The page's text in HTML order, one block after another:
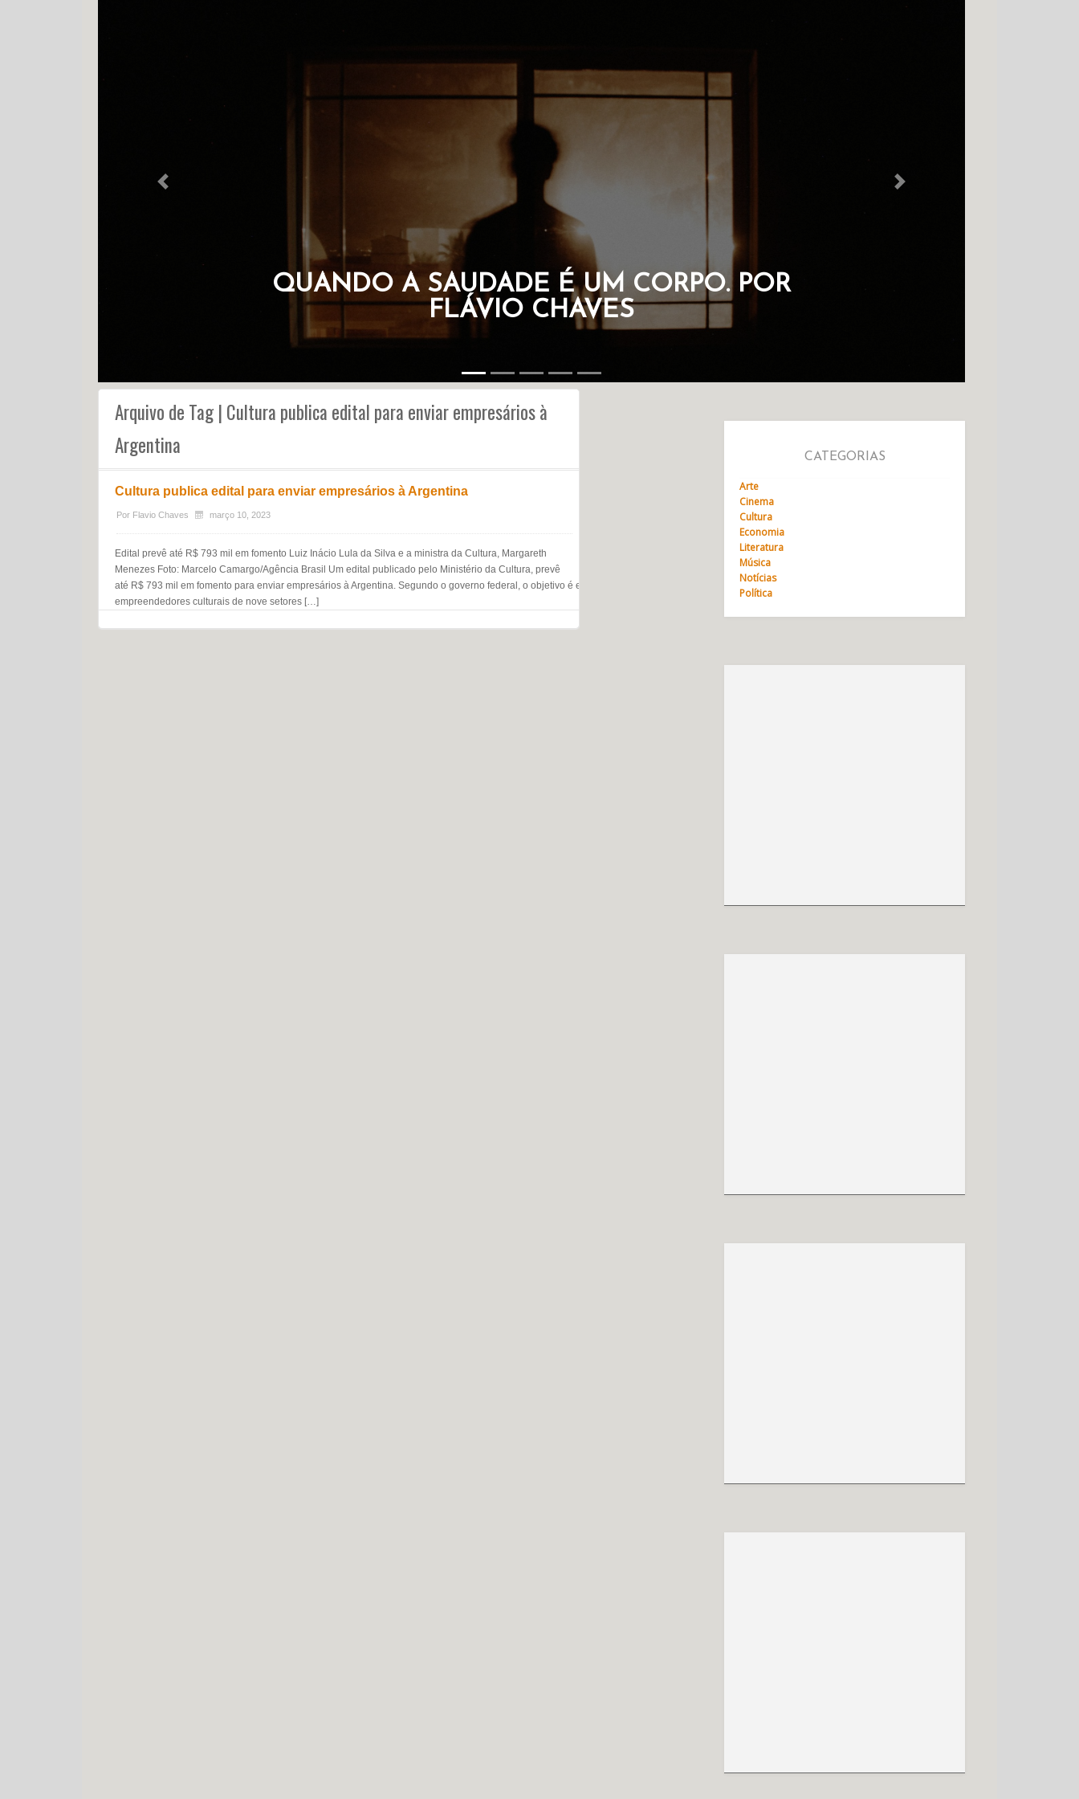
OS QUE CARREGAM A CORAGEM NO COLDRE
DA ALMA. POR FLÁVIO CHAVES
Previous Next
Arquivo de Tag | Cultura publica edital para enviar empresários à
Argentina
Cultura publica edital para enviar empresários à Argentina
Por Flavio Chaves março 10, 2023
Edital prevê até R$ 793 mil em fomento Luiz Inácio Lula da Silva e a ministra da Cultura, Margareth
Menezes Foto: Marcelo Camargo/Agência Brasil Um edital publicado pelo Ministério da Cultura, prevê
até R$ 793 mil em fomento para enviar empresários à Argentina. Segundo o governo federal, o objetivo é escolher 90
empreendedores culturais de nove setores […]
CATEGORIAS
Arte
Cinema
Cultura
Economia
Literatura
Música
Notícias
Política